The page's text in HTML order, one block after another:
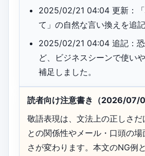
2025/02/21 04:04 更新：
て」の自然な言い換えを追記
2025/02/21 04:04 追記：
ど、ビジネスシーンで使い
補足しました。
読者向け注意書き（2026/07/
敬語表現は、文法上の正しさ
との関係性やメール・口頭の
さが変わります。本文のNG例